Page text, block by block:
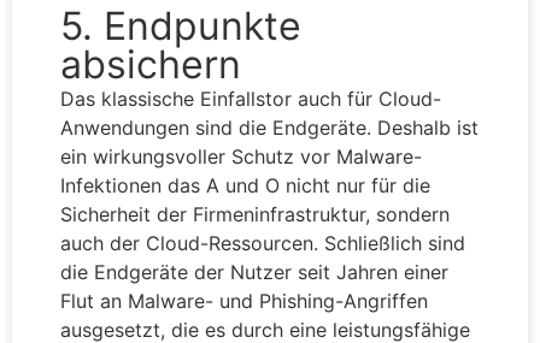
5. Endpunkte
absichern
Das klassische Einfallstor auch für Cloud-
Anwendungen sind die Endgeräte. Deshalb ist
ein wirkungsvoller Schutz vor Malware-
Infektionen das A und O nicht nur für die
Sicherheit der Firmeninfrastruktur, sondern
auch der Cloud-Ressourcen. Schließlich sind
die Endgeräte der Nutzer seit Jahren einer
Flut an Malware- und Phishing-Angriffen
ausgesetzt, die es durch eine leistungsfähige